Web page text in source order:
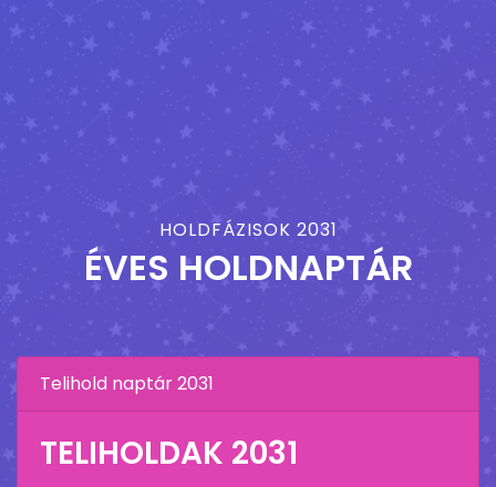
HOLDFÁZISOK 2031
ÉVES HOLDNAPTÁR
Telihold naptár 2031
TELIHOLDAK 2031